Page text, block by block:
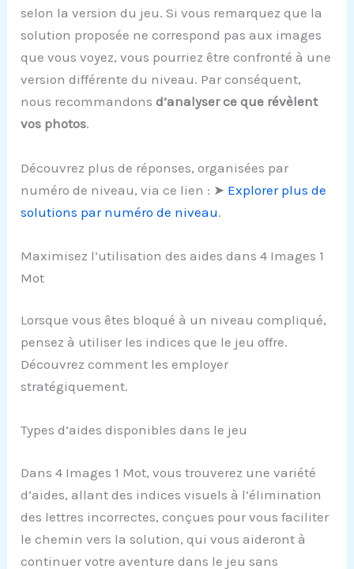
selon la version du jeu. Si vous remarquez que la
solution proposée ne correspond pas aux images
que vous voyez, vous pourriez être confronté à une
version différente du niveau. Par conséquent,
nous recommandonsd’analyser ce que révèlent
vos photos.
Découvrez plus de réponses, organisées par
numéro de niveau, via ce lien : ➤ Explorer plus de
solutions par numéro de niveau.
Maximisez l’utilisation des aides dans 4 Images 1
Mot
Lorsque vous êtes bloqué à un niveau compliqué,
pensez à utiliser les indices que le jeu offre.
Découvrez comment les employer
stratégiquement.
Types d’aides disponibles dans le jeu
Dans 4 Images 1 Mot, vous trouverez une variété
d’aides, allant des indices visuels à l’élimination
des lettres incorrectes, conçues pour vous faciliter
le chemin vers la solution, qui vous aideront à
continuer votre aventure dans le jeu sans